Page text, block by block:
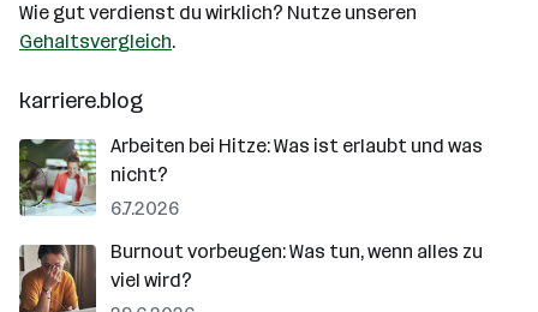
Wie gut verdienst du wirklich? Nutze unseren
Gehaltsvergleich.
karriere.blog
Arbeiten bei Hitze: Was ist erlaubt und was
nicht?
6.7.2026
Burnout vorbeugen: Was tun, wenn alles zu
viel wird?